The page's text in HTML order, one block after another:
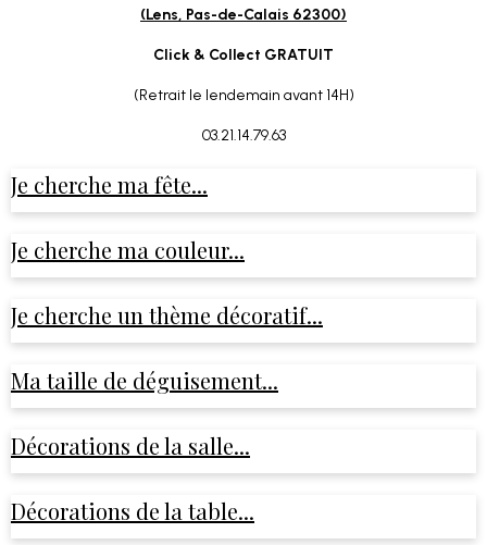
(Lens, Pas-de-Calais 62300)
Click & Collect GRATUIT
(Retrait le lendemain avant 14H)
03.21.14.79.63
Je cherche ma fête...
Je cherche ma couleur...
Je cherche un thème décoratif...
Ma taille de déguisement...
Décorations de la salle...
Décorations de la table...